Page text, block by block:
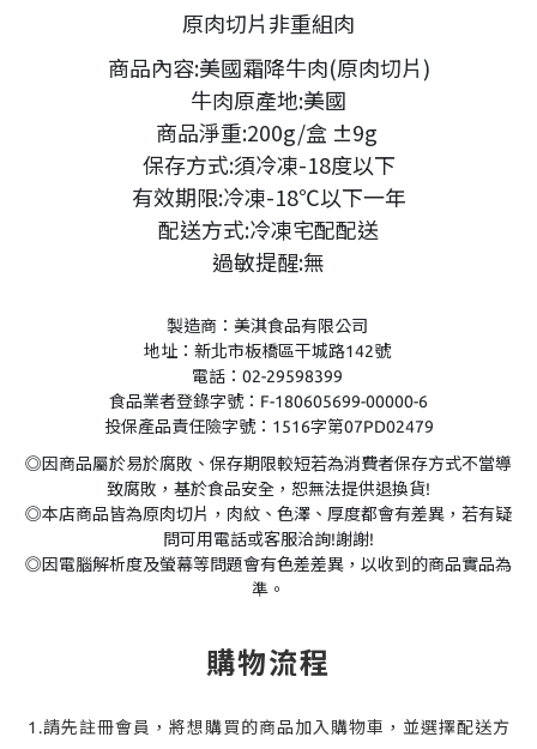
原肉切片非重組肉
商品內容:美國霜降牛肉(原肉切片)
牛肉原產地:美國
商品淨重:200g/盒 ±9g
保存方式:須冷凍-18度以下
有效期限:冷凍-18℃以下一年
配送方式:冷凍宅配配送
過敏提醒:無
製造商：美淇食品有限公司
地址：新北市板橋區干城路142號
電話：02-29598399
食品業者登錄字號：F-180605699-00000-6
投保產品責任險字號：1516字第07PD02479
◎因商品屬於易於腐敗、保存期限較短若為消費者保存方式不當導
致腐敗，基於食品安全，恕無法提供退換貨!
◎本店商品皆為原肉切片，肉紋、色澤、厚度都會有差異，若有疑
問可用電話或客服洽詢!謝謝!
◎因電腦解析度及螢幕等問題會有色差差異，以收到的商品實品為
準。
購物流程
1.請先註冊會員，將想購買的商品加入購物車，並選擇配送方